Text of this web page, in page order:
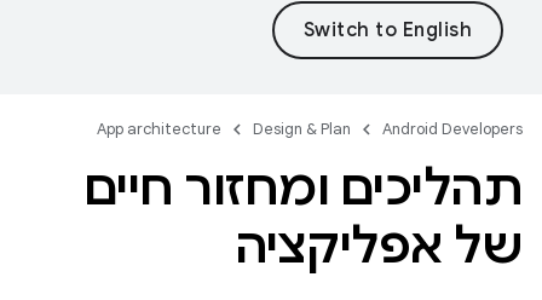
Android Developers
Design & Plan
App architecture
תהליכים ומחזור חיים
של אפליקציה